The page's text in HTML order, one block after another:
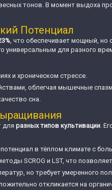
тонов. В момент выдоха
Потенциал
, что обеспечивает мощный, но
универсальным для разного
и хроническом стрессе.
облегчая мышечные
сна.
для разных типов культивации.
в тёплом климате с
SCROG и LST, что
но требует умеренного
откликается на